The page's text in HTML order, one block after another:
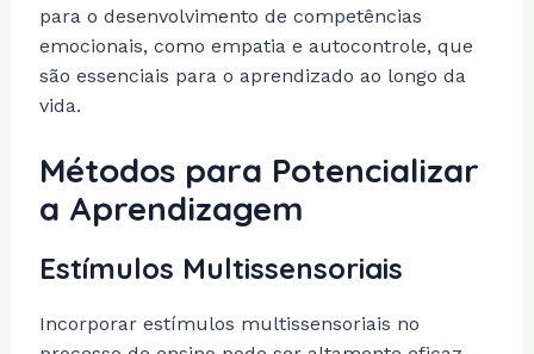
para o desenvolvimento de competências
emocionais, como empatia e autocontrole, que
são essenciais para o aprendizado ao longo da
vida.
Métodos para Potencializar
a Aprendizagem
Estímulos Multissensoriais
Incorporar estímulos multissensoriais no